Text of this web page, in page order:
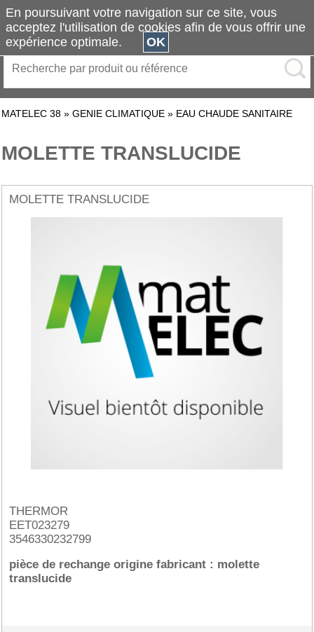
MATELEC 38 » GENIE CLIMATIQUE » EAU CHAUDE SANITAIRE
MOLETTE TRANSLUCIDE
MOLETTE TRANSLUCIDE
THERMOR
EET023279
3546330232799
pièce de rechange origine fabricant : molette
translucide
En poursuivant votre navigation sur ce site, vous
acceptez l'utilisation de cookies afin de vous offrir une
expérience optimale.
OK